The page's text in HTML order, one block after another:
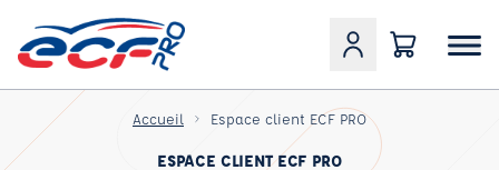
Accueil Espace client ECF PRO
ESPACE CLIENT ECF PRO